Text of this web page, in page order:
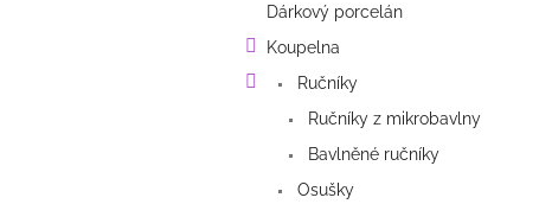
Dárkový porcelán
Koupelna
Ručníky
Ručníky z mikrobavlny
Bavlněné ručníky
Osušky